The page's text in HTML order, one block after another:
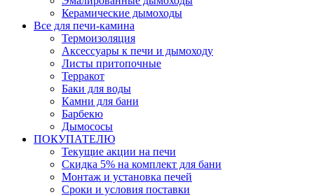
Керамические дымоходы
Все для печи-камина
Термоизоляция
Аксессуары к печи и дымоходу
Листы притопочные
Терракот
Баки для воды
Камни для бани
Барбекю
Дымососы
ПОКУПАТЕЛЮ
Текущие акции на печи
Скидка 5% на комплект для бани
Монтаж и установка печей
Сроки и условия поставки